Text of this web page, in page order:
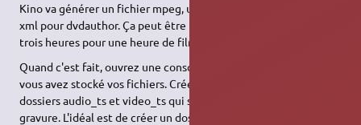
Kino va générer un fichier mpeg, un fichier mpv et un fichier
xml pour dvdauthor. Ça peut être très long (prévoyez deux à
trois heures pour une heure de film)…
Quand c'est fait, ouvrez une console et allez dans le dossier où
vous avez stocké vos fichiers. Créez un dossier pour recevoir les
dossiers audio_ts et video_ts qui seront nécessaires à la
gravure. L'idéal est de créer un dossier du même nom que celui